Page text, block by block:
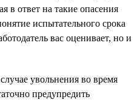
в ответ на такие опасения
испытательного срока
вас оценивает, но и
увольнения во время
предупредить